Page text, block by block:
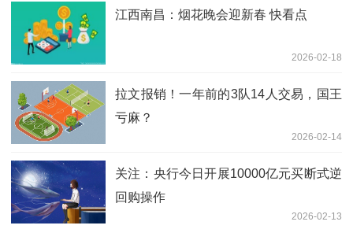
江西南昌：烟花晚会迎新春 快看点
2026-02-18
拉文报销！一年前的3队14人交易，国王
亏麻？
2026-02-14
关注：央行今日开展10000亿元买断式逆
回购操作
2026-02-13